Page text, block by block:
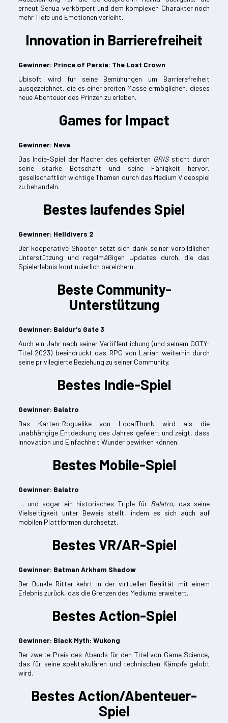
erneut Senua verkörpert und dem komplexen Charakter noch
mehr Tiefe und Emotionen verleiht.
Innovation in Barrierefreiheit
Gewinner: Prince of Persia: The Lost Crown
Ubisoft wird für seine Bemühungen um Barrierefreiheit
ausgezeichnet, die es einer breiten Masse ermöglichen, dieses
neue Abenteuer des Prinzen zu erleben.
Games for Impact
Gewinner: Neva
Das Indie-Spiel der Macher des gefeierten GRISsticht durch
seine starke Botschaft und seine Fähigkeit hervor,
gesellschaftlich wichtige Themen durch das Medium Videospiel
zu behandeln.
Bestes laufendes Spiel
Gewinner: Helldivers 2
Der kooperative Shooter setzt sich dank seiner vorbildlichen
Unterstützung und regelmäßigen Updates durch, die das
Spielerlebnis kontinuierlich bereichern.
Beste Community-
Unterstützung
Gewinner: Baldur's Gate 3
Auch ein Jahr nach seiner Veröffentlichung (und seinem GOTY-
Titel 2023) beeindruckt das RPG von Larian weiterhin durch
seine privilegierte Beziehung zu seiner Community.
Bestes Indie-Spiel
Gewinner: Balatro
Das Karten-Roguelike von LocalThunk wird als die
unabhängige Entdeckung des Jahres gefeiert und zeigt, dass
Innovation und Einfachheit Wunder bewirken können.
Bestes Mobile-Spiel
Gewinner: Balatro
… und sogar ein historisches Triple für Balatro, das seine
Vielseitigkeit unter Beweis stellt, indem es sich auch auf
mobilen Plattformen durchsetzt.
Bestes VR/AR-Spiel
Gewinner: Batman Arkham Shadow
Der Dunkle Ritter kehrt in der virtuellen Realität mit einem
Erlebnis zurück, das die Grenzen des Mediums erweitert.
Bestes Action-Spiel
Gewinner: Black Myth: Wukong
Der zweite Preis des Abends für den Titel von Game Science,
das für seine spektakulären und technischen Kämpfe gelobt
wird.
Bestes Action/Abenteuer-
Spiel